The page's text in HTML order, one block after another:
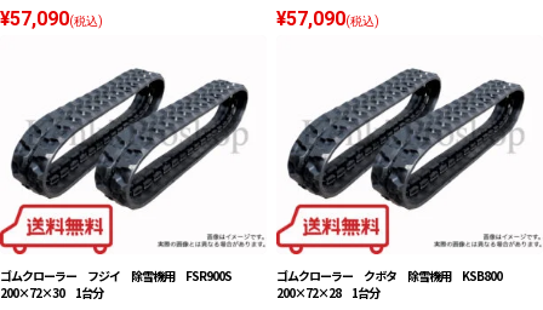
¥57,090(税込) ¥57,090(税込)
ゴムクローラー フジイ 除雪機用 FSR900S
200×72×30 1台分
ゴムクローラー クボタ 除雪機用 KSB800
200×72×28 1台分